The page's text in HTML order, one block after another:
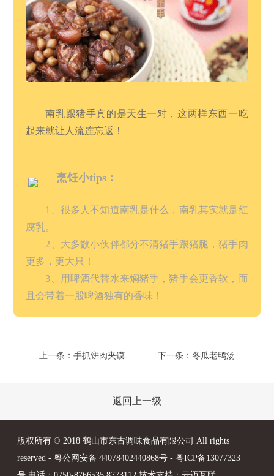
南乳跟猪手真的是天生一对，这两样东西一吃
起来就让人流连忘返！
烹饪小tips：
1、很多人不知道南乳是什么，南乳其实就是红
腐乳。
2、大多数小伙伴都分不清猪手跟猪腿，猪手肉
更多，更大只！
3、用啤酒代替水来焖猪手，猪手会更香软，而
且会带着一股啤酒独有的香味！
上一条：手抓饼肉夹馍 下一条：冬瓜老鸭汤
返回上一级
版权所有 © 2018 鹤山市东古调味食品有限公司 All rights
reserved - 粤公网安备 44078402440868号 - 粤ICP备13077323